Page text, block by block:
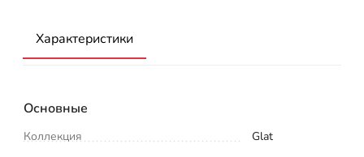
Характеристики
Основные
Коллекция
Glat